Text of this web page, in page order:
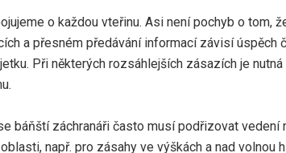
o každou vteřinu. Asi není pochyb o tom,
a přesném předávání informací závisí úspěch
Při některých rozsáhlejších zásazích je
báňští záchranáři často musí podřizovat vedení
např. pro zásahy ve výškách a nad volnou